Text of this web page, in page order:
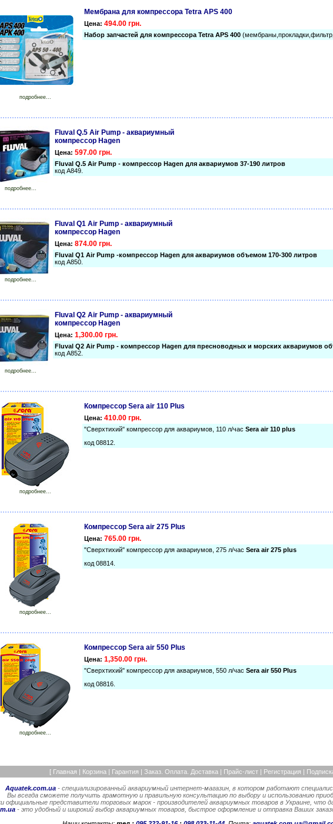
подробнее...
Мембрана для компрессора Tetra APS 400
Цена: 494.00 грн.
Набор запчастей для компрессора Tetra APS 400
подробнее...
Fluval Q.5 Air Pump - аквариумный
компрессор Hagen
Цена: 597.00 грн.
Fluval Q.5 Air Pump - компрессор Hagen для аквариумов 37-190 литров
код A849.
подробнее...
Fluval Q1 Air Pump - аквариумный
компрессор Hagen
Цена: 874.00 грн.
Fluval Q1 Air Pump -компрессор Hagen для аквариумов объемом 170-300 литров
код A850.
подробнее...
Fluval Q2 Air Pump - аквариумный
компрессор Hagen
Цена: 1,300.00 грн.
Fluval Q2 Air Pump - компрессор Hagen для пресноводных и морских аквариумов
код A852.
подробнее...
Компрессор Sera air 110 Plus
Цена: 410.00 грн.
"Сверхтихий" компрессор для аквариумов, 110 л/час Sera air 110 plus
код 08812.
подробнее...
Компрессор Sera air 275 Plus
Цена: 765.00 грн.
"Сверхтихий" компрессор для аквариумов, 275 л/час Sera air 275 plus
код 08814.
подробнее...
Компрессор Sera air 550 Plus
Цена: 1,350.00 грн.
"Сверхтихий" компрессор для аквариумов, 550 л/час Sera air 550 Plus
код 08816.
[ Главная | Корзина | Гарантия | Заказ. Оплата. Доставка | Прайс-лист| Регистрация |
Aquatek.com.ua- специализированный аквариумный интернет-магазин, в котором работают
Вы всегда сможете получить грамотную и правильную консультацию по выбору и использованию
официальные представители торговых марок - производителей аквариумных товаров в Украине, что
- это удобный и широкий выбор аквариумных товаров, быстрое оформление и отправка Ваших